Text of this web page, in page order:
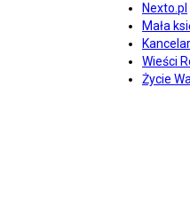
Nexto.pl
Mała
Wieści
Życie